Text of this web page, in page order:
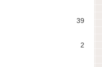
39
2